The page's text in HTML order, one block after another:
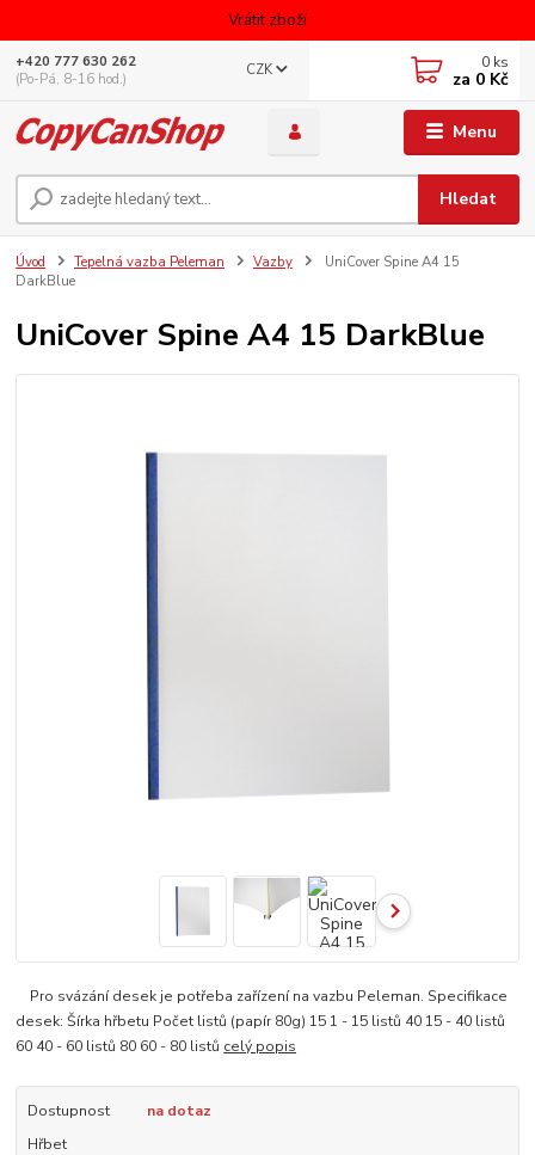
Vrátit zboží
Menu
CZK
Hledat
+420 777 630 262
(Po-Pá, 8-16 hod.)
0 ks
za 0 Kč
Úvod Tepelná vazba Peleman Vazby
UniCover Spine A4 15
DarkBlue
UniCover Spine A4 15 DarkBlue
Pro svázání desek je potřeba zařízení na vazbu Peleman. Specifikace
desek: Šírka hřbetu Počet listů (papír 80g) 15 1 - 15 listů 40 15 - 40 listů
60 40 - 60 listů 80 60 - 80 listů celý popis
Dostupnost
na dotaz
Hřbet